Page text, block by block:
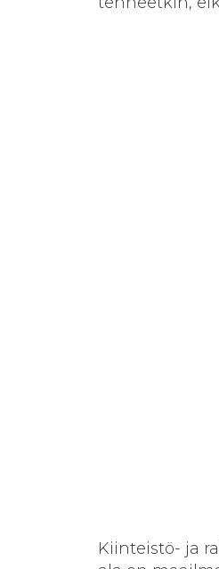
Kiinteistö- ja